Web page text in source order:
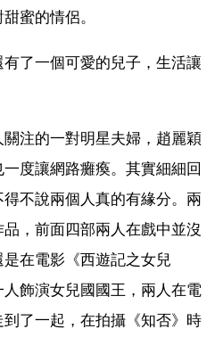
蜜的情侶。
了一個可愛的兒子，生活讓
注的一對明星夫婦，趙麗穎
度讓網路癱瘓。其實細細回
不說兩個人真的有緣分。兩
，前面四部兩人在戲中並沒
在電影《西遊記之女兒
飾演女兒國國王，兩人在電
了一起，在拍攝《知否》時